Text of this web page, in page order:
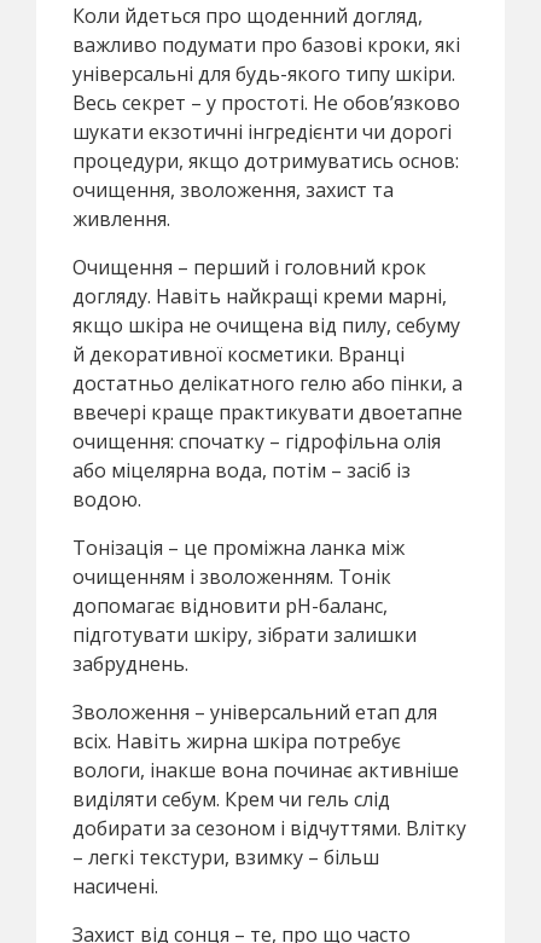
Коли йдеться про щоденний догляд,
важливо подумати про базові кроки, які
універсальні для будь-якого типу шкіри.
Весь секрет – у простоті. Не обов’язково
шукати екзотичні інгредієнти чи дорогі
процедури, якщо дотримуватись основ:
очищення, зволоження, захист та
живлення.
Очищення – перший і головний крок
догляду. Навіть найкращі креми марні,
якщо шкіра не очищена від пилу, себуму
й декоративної косметики. Вранці
достатньо делікатного гелю або пінки, а
ввечері краще практикувати двоетапне
очищення: спочатку – гідрофільна олія
або міцелярна вода, потім – засіб із
водою.
Тонізація – це проміжна ланка між
очищенням і зволоженням. Тонік
допомагає відновити pH-баланс,
підготувати шкіру, зібрати залишки
забруднень.
Зволоження – універсальний етап для
всіх. Навіть жирна шкіра потребує
вологи, інакше вона починає активніше
виділяти себум. Крем чи гель слід
добирати за сезоном і відчуттями. Влітку
– легкі текстури, взимку – більш
насичені.
Захист від сонця – те, про що часто